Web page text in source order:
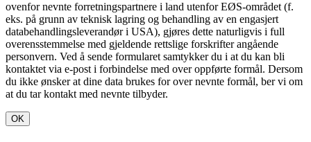
ovenfor nevnte forretningspartnere i land utenfor EØS-området (f.
eks. på grunn av teknisk lagring og behandling av en engasjert
databehandlingsleverandør i USA), gjøres dette naturligvis i full
overensstemmelse med gjeldende rettslige forskrifter angående
personvern. Ved å sende formularet samtykker du i at du kan bli
kontaktet via e-post i forbindelse med over oppførte formål. Dersom
du ikke ønsker at dine data brukes for over nevnte formål, ber vi om
at du tar kontakt med nevnte tilbyder.
OK